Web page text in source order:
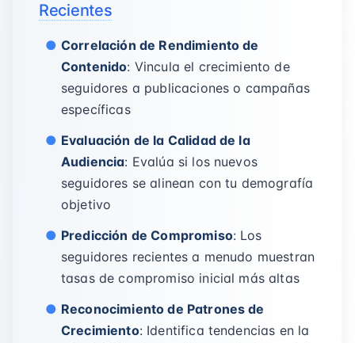
Recientes
Correlación de Rendimiento de
Contenido: Vincula el crecimiento de
seguidores a publicaciones o campañas
específicas
Evaluación de la Calidad de la
Audiencia: Evalúa si los nuevos
seguidores se alinean con tu demografía
objetivo
Predicción de Compromiso: Los
seguidores recientes a menudo muestran
tasas de compromiso inicial más altas
Reconocimiento de Patrones de
Crecimiento: Identifica tendencias en la